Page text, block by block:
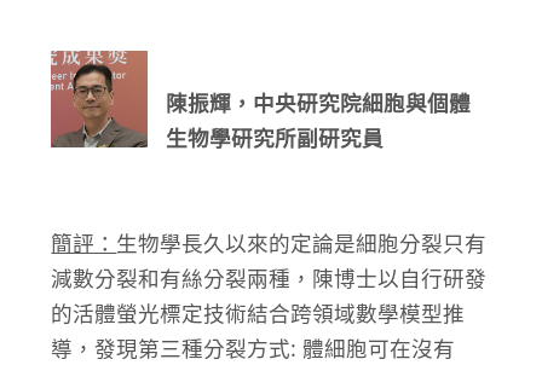
陳振輝，中央研究院細胞與個體
生物學研究所副研究員
簡評： 生物學長久以來的定論是細胞分裂只有
減數分裂和有絲分裂兩種，陳博士以自行研發
的活體螢光標定技術結合跨領域數學模型推
導，發現第三種分裂方式: 體細胞可在沒有